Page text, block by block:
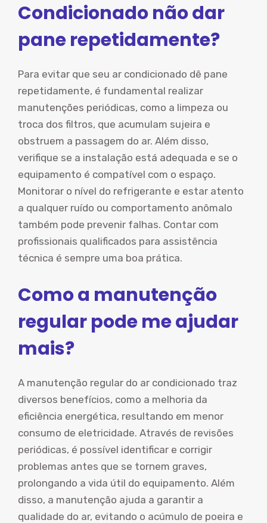
Condicionado não dar
pane repetidamente?
Para evitar que seu ar condicionado dê pane
repetidamente, é fundamental realizar
manutenções periódicas, como a limpeza ou
troca dos filtros, que acumulam sujeira e
obstruem a passagem do ar. Além disso,
verifique se a instalação está adequada e se o
equipamento é compatível com o espaço.
Monitorar o nível do refrigerante e estar atento
a qualquer ruído ou comportamento anômalo
também pode prevenir falhas. Contar com
profissionais qualificados para assistência
técnica é sempre uma boa prática.
Como a manutenção
regular pode me ajudar
mais?
A manutenção regular do ar condicionado traz
diversos benefícios, como a melhoria da
eficiência energética, resultando em menor
consumo de eletricidade. Através de revisões
periódicas, é possível identificar e corrigir
problemas antes que se tornem graves,
prolongando a vida útil do equipamento. Além
disso, a manutenção ajuda a garantir a
qualidade do ar, evitando o acúmulo de poeira e